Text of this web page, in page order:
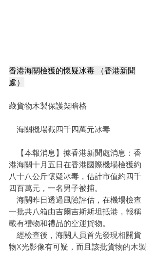
香港海關檢獲的懷疑冰毒 （香港新聞
處）
藏貨物木製保護架暗格
海關機場截四千四萬元冰毒
【本報消息】據香港新聞處消息：香
港海關十月五日在香港國際機場檢獲約
八十八公斤懷疑冰毒，估計市值約四千
四百萬元，一名男子被捕。
海關昨日透過風險評估，在機場檢查
一批共八箱由吉爾吉斯斯坦抵港，報稱
載有禮物和禮品的空運貨物。
經檢查後，海關人員首先發現相關貨
物X光影像有可疑，而且該批貨物的木製